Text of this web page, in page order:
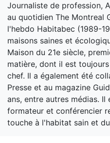
Journaliste de profession,
au quotidien The Montreal
l'hebdo Habitabec (1989-
maisons saines et
Maison du 21e siècle,
matière, dont il est
chef. Il a également été
Presse et au magazine
ans, entre autres médias. Il
formateur et conférencier
touche à l'habitat sain et